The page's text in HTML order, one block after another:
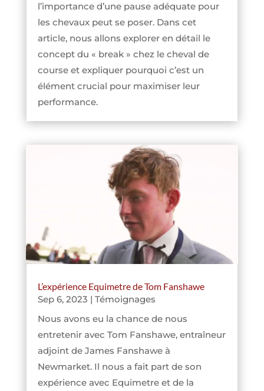
l’importance d’une pause adéquate pour
les chevaux peut se poser. Dans cet
article, nous allons explorer en détail le
concept du « break » chez le cheval de
course et expliquer pourquoi c’est un
élément crucial pour maximiser leur
performance.
L’expérience Equimetre de Tom Fanshawe
Sep 6, 2023 | Témoignages
Nous avons eu la chance de nous
entretenir avec Tom Fanshawe, entraîneur
adjoint de James Fanshawe à
Newmarket. Il nous a fait part de son
expérience avec Equimetre et de la